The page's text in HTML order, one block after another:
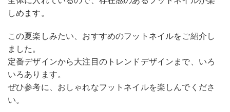
しめます。
この夏楽しみたい、おすすめのフットネイルをご紹介し
ました。
定番デザインから大注目のトレンドデザインまで、いろ
いろあります。
ぜひ参考に、おしゃれなフットネイルを楽しんでくださ
い。